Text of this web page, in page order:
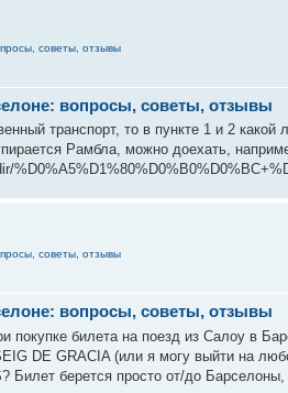
советы, отзывы
вопросы, советы, отзывы
транспорт, то в пункте 1 и 2
Рамбла, можно доехать,
советы, отзывы
вопросы, советы, отзывы
покупке билета на поезд из Салоу в
DE GRACIA (или я могу выйти на
Билет берется просто от/до Барселоны,